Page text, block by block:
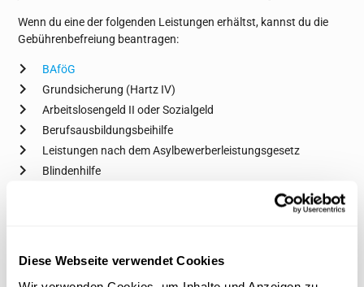
Diese Webseite verwendet Cookies
Wenn du eine der folgenden Leistungen erhältst, kannst du die
Gebührenbefreiung beantragen:
BAföG
Grundsicherung (Hartz IV)
Arbeitslosengeld II oder Sozialgeld
Berufsausbildungsbeihilfe
Leistungen nach dem Asylbewerberleistungsgesetz
Blindenhilfe
sowie Volljährige, die im Rahmen einer Leistungsgewährung in